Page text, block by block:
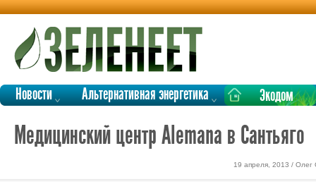
Новости Альтернативная энергетика Экодом
Медицинский центр Alemana в Сантьяго
19 апреля, 2013 /